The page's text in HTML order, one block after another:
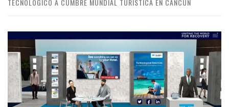
TECNOLÓGICO A CUMBRE MUNDIAL TURÍSTICA EN CANCÚN